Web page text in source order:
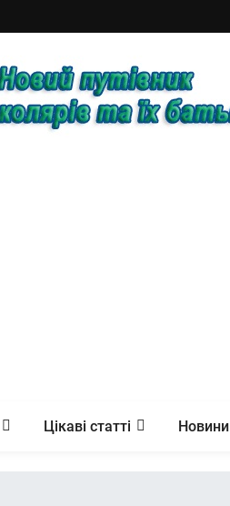
Цікаві статті Новини